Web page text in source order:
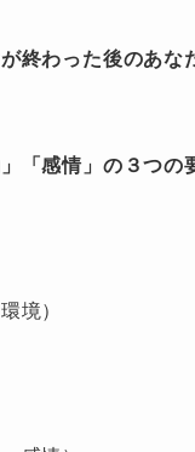
終わった後のあ
「感情」の３つの
境）